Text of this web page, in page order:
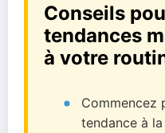
Conseils
tendances
à votre
Commencez
tendance à